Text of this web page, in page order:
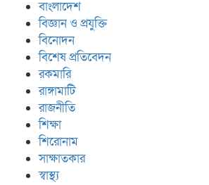
বাংলাদেশ
বিজ্ঞান ও প্রযুক্তি
বিনোদন
বিশেষ প্রতিবেদন
রকমারি
রাঙ্গামাটি
রাজনীতি
শিক্ষা
শিরোনাম
সাক্ষাতকার
স্বাস্থ্য